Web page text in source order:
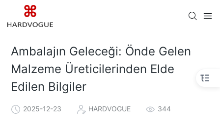
Ambalajın Geleceği: Önde Gelen
Malzeme Üreticilerinden Elde
Edilen Bilgiler
2025-12-23 HARDVOGUE 344